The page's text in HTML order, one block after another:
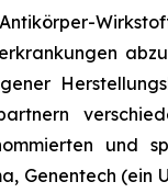
und
Genentech (ein